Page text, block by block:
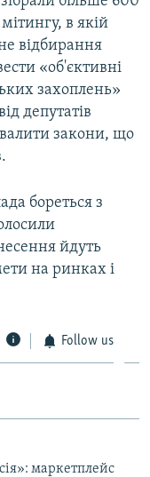
в якій
відбирання
«об'єктивні
захоплень»
депутатів
закони, що
бореться з
йдуть
на ринках і
Follow us
маркетплейс